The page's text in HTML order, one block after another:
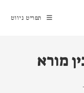
תפריט ניווט
מורא